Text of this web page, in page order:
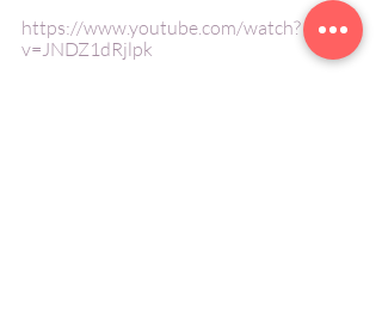
https://www.youtube.com/watch?
v=JNDZ1dRjlpk